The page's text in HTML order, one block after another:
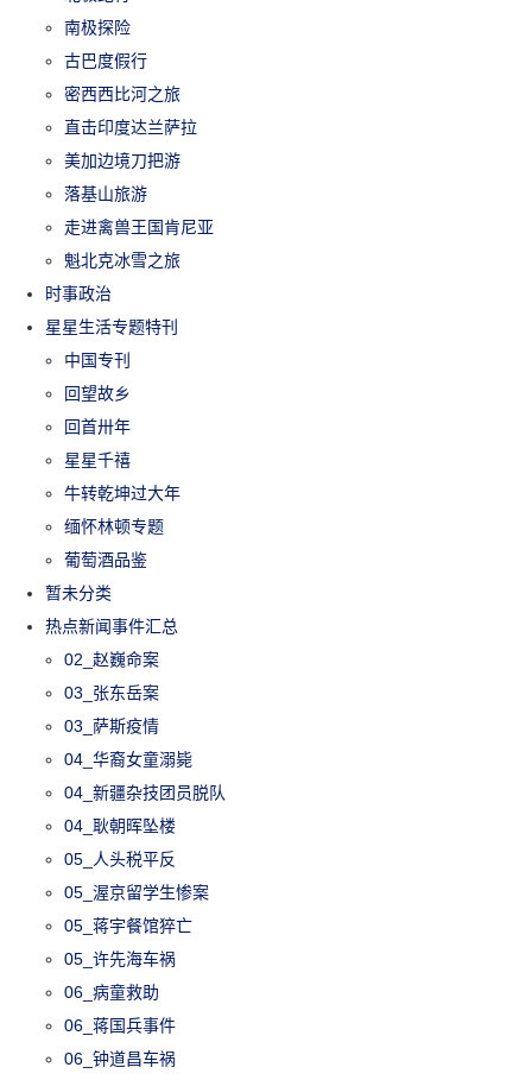
南极探险
古巴度假行
密西西比河之旅
直击印度达兰萨拉
美加边境刀把游
落基山旅游
走进禽兽王国肯尼亚
魁北克冰雪之旅
时事政治
星星生活专题特刊
中国专刊
回望故乡
回首卅年
星星千禧
牛转乾坤过大年
缅怀林顿专题
葡萄酒品鉴
暂未分类
热点新闻事件汇总
02_赵巍命案
03_张东岳案
03_萨斯疫情
04_华裔女童溺毙
04_新疆杂技团员脱队
04_耿朝晖坠楼
05_人头税平反
05_渥京留学生惨案
05_蒋宇餐馆猝亡
05_许先海车祸
06_病童救助
06_蒋国兵事件
06_钟道昌车祸